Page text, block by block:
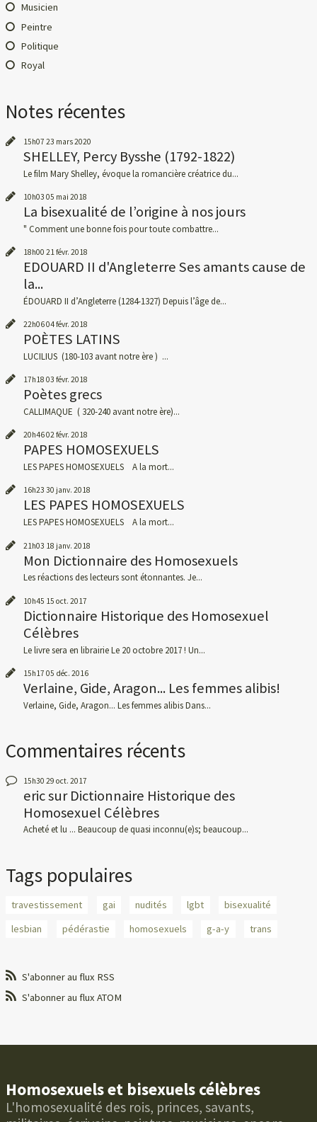
Musicien
Peintre
Politique
Royal
Notes récentes
15h07 23 mars 2020
SHELLEY, Percy Bysshe (1792-1822)
Le film Mary Shelley, évoque la romancière créatrice du...
10h03 05 mai 2018
La bisexualité de l’origine à nos jours
" Comment une bonne fois pour toute combattre...
18h00 21févr. 2018
EDOUARD II d'Angleterre Ses amants cause de
la...
ÉDOUARD II d’Angleterre (1284-1327) Depuis l’âge de...
22h0604févr. 2018
POÈTES LATINS
LUCILIUS (180-103 avant notre ère ) ...
17h18 03 févr. 2018
Poètes grecs
CALLIMAQUE ( 320-240 avant notre ère)...
20h4602févr. 2018
PAPES HOMOSEXUELS
LES PAPES HOMOSEXUELS A la mort...
16h23 30 janv. 2018
LES PAPES HOMOSEXUELS
LES PAPES HOMOSEXUELS A la mort...
21h03 18 janv. 2018
Mon Dictionnaire des Homosexuels
Les réactions des lecteurs sont étonnantes. Je...
10h45 15 oct. 2017
Dictionnaire Historique des Homosexuel
Célèbres
Le livre sera en librairie Le 20 octobre 2017 ! Un...
15h17 05 déc. 2016
Verlaine, Gide, Aragon... Les femmes alibis!
Verlaine, Gide, Aragon... Les femmes alibis Dans...
Commentaires récents
15h30 29 oct. 2017
ericsurDictionnaire Historique des
Homosexuel Célèbres
Acheté et lu ... Beaucoup de quasi inconnu(e)s; beaucoup...
Tags populaires
travestissement gai nudités lgbt
bisexualité
lesbian
pédérastie homosexuels g-a-y trans
S'abonner au flux RSS
S'abonner au flux ATOM
Homosexuels et bisexuels célèbres
L'homosexualité des rois, princes, savants,